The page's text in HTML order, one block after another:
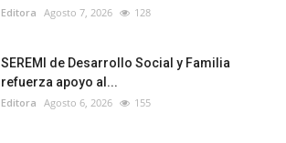
Editora Agosto 7, 2026 128
SEREMI de Desarrollo Social y Familia
refuerza apoyo al...
Editora Agosto 6, 2026 155